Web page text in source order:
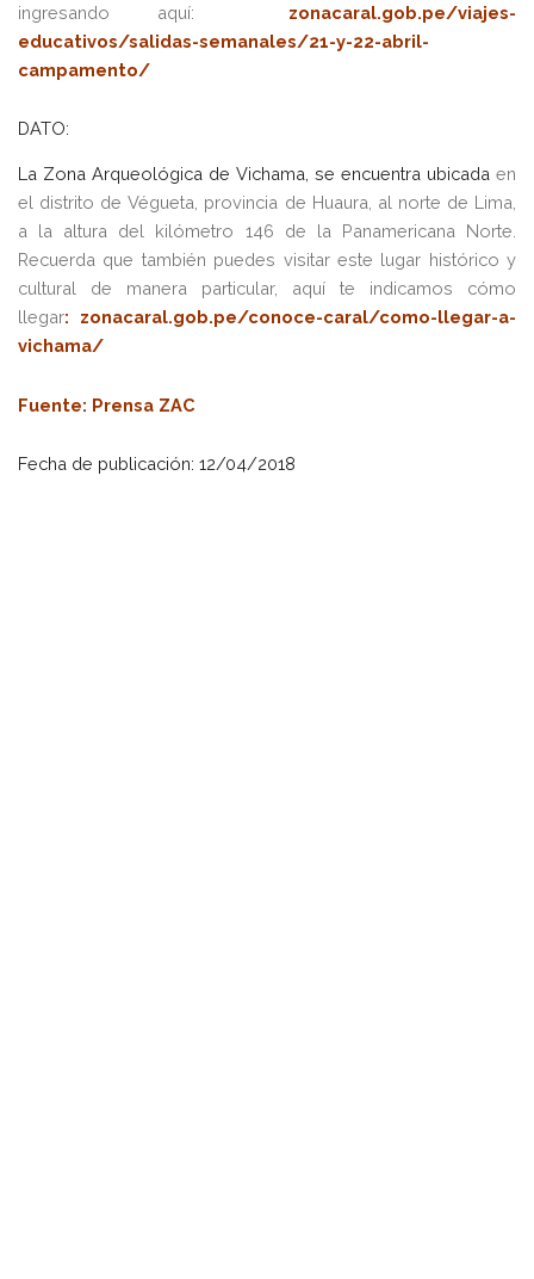
ingresando aquí: zonacaral.gob.pe/viajes-
educativos/salidas-semanales/21-y-22-abril-
campamento/
DATO:
La Zona Arqueológica de Vichama, se encuentra ubicada en
el distrito de Végueta, provincia de Huaura, al norte de Lima,
a la altura del kilómetro 146 de la Panamericana Norte.
Recuerda que también puedes visitar este lugar histórico y
cultural de manera particular, aquí te indicamos cómo
llegar: zonacaral.gob.pe/conoce-caral/como-llegar-a-
vichama/
Fuente: Prensa ZAC
Fecha de publicación: 12/04/2018